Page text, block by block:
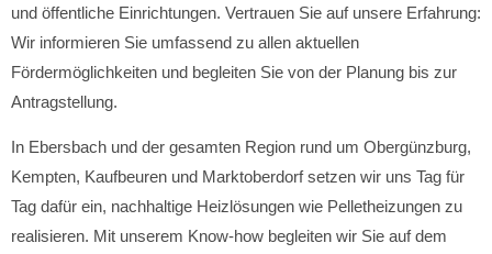
und öffentliche Einrichtungen. Vertrauen Sie auf unsere Erfahrung:
Wir informieren Sie umfassend zu allen aktuellen
Fördermöglichkeiten und begleiten Sie von der Planung bis zur
Antragstellung.
In Ebersbach und der gesamten Region rund um Obergünzburg,
Kempten, Kaufbeuren und Marktoberdorf setzen wir uns Tag für
Tag dafür ein, nachhaltige Heizlösungen wie Pelletheizungen zu
realisieren. Mit unserem Know-how begleiten wir Sie auf dem